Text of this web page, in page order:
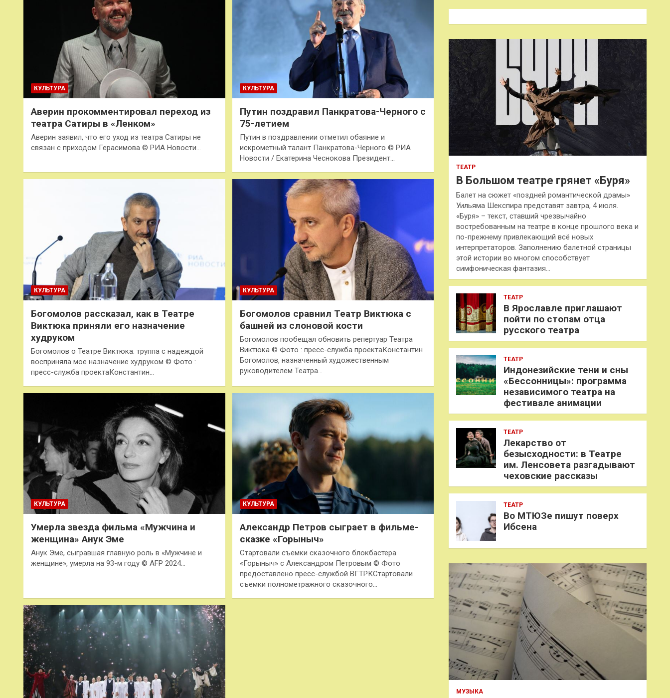
КУЛЬТУРА
Аверин прокомментировал переход из
театра Сатиры в «Ленком»
Аверин заявил, что его уход из театра Сатиры не
связан с приходом Герасимова © РИА Новости…
КУЛЬТУРА
Путин поздравил Панкратова-Черного с
75-летием
Путин в поздравлении отметил обаяние и
искрометный талант Панкратова-Черного © РИА
Новости / Екатерина Чеснокова Президент…
КУЛЬТУРА
Богомолов рассказал, как в Театре
Виктюка приняли его назначение
худруком
Богомолов о Театре Виктюка: труппа с надеждой
восприняла мое назначение худруком © Фото :
пресс-служба проектаКонстантин…
КУЛЬТУРА
Богомолов сравнил Театр Виктюка с
башней из слоновой кости
Богомолов пообещал обновить репертуар Театра
Виктюка © Фото : пресс-служба проектаКонстантин
Богомолов, назначенный художественным
руководителем Театра…
КУЛЬТУРА
Умерла звезда фильма «Мужчина и
женщина» Анук Эме
Анук Эме, сыгравшая главную роль в «Мужчине и
женщине», умерла на 93-м году © AFP 2024…
КУЛЬТУРА
Александр Петров сыграет в фильме-
сказке «Горыныч»
Стартовали съемки сказочного блокбастера
«Горыныч» с Александром Петровым © Фото
предоставлено пресс-службой ВГТРКСтартовали
съемки полнометражного сказочного…
к
ТЕАТР
В Большом театре грянет «Буря»
Балет на сюжет «поздней романтической драмы»
Уильяма Шекспира представят завтра, 4 июля.
«Буря» – текст, ставший чрезвычайно
востребованным на театре в конце прошлого века и
по-прежнему привлекающий всё новых
интерпретаторов. Заполнению балетной страницы
этой истории во многом способствует
симфоническая фантазия…
ТЕАТР
В Ярославле приглашают
пойти по стопам отца
русского театра
ТЕАТР
Индонезийские тени и сны
«Бессонницы»: программа
независимого театра на
фестивале анимации
ТЕАТР
Лекарство от
безысходности: в Театре
им. Ленсовета разгадывают
чеховские рассказы
ТЕАТР
Во МТЮЗе пишут поверх
Ибсена
МУЗЫКА